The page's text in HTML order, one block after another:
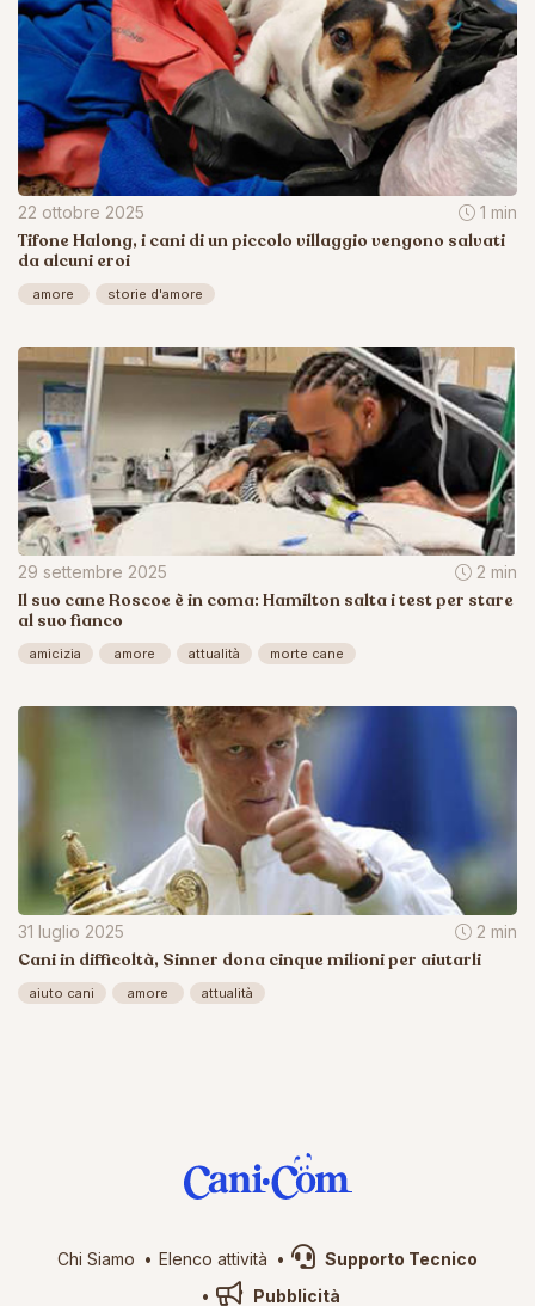
22 ottobre 2025 1 min
Tifone Halong, i cani di un piccolo villaggio vengono salvati
da alcuni eroi
amore storie d'amore
29 settembre 2025 2 min
Il suo cane Roscoe è in coma: Hamilton salta i test per stare
al suo fianco
amicizia amore attualità morte cane
31 luglio 2025 2 min
Cani in difficoltà, Sinner dona cinque milioni per aiutarli
aiuto cani amore attualità
Chi Siamo Elenco attività
Supporto Tecnico
Pubblicità